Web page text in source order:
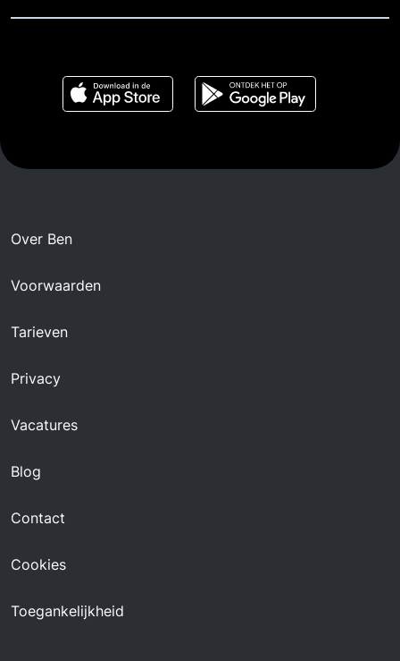
Over Ben
Voorwaarden
Tarieven
Privacy
Vacatures
Blog
Contact
Cookies
Toegankelijkheid